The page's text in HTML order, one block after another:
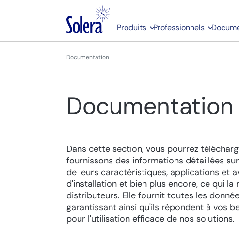
Produits Professionnels
Documentation
Documentation
Dans cette section, vous pourrez
fournissons des informations détaillées
de leurs caractéristiques, applications et
d'installation et bien plus encore, ce qui
distributeurs. Elle fournit toutes les
garantissant ainsi qu'ils répondent à vos
pour l'utilisation efficace de nos solutions.